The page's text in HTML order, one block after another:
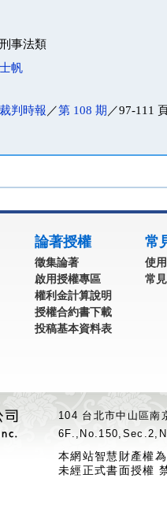
事法類
帆
判時報 ／第 108 期 ／97-111
論著授權
徵集論著
啟用授權專區
權利金計算說明
授權合約書下載
投稿基本資料表
常
使
常
104 台北市中山區
本網站智慧財產權
未經正式書面授權